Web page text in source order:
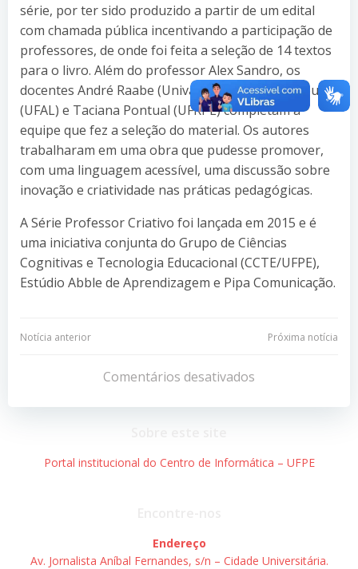
série, por ter sido produzido a partir de um edital
com chamada pública incentivando a participação de
professores, de onde foi feita a seleção de 14 textos
para o livro. Além do professor Alex Sandro, os
docentes André Raabe (Univali), Ig Ibert Bittencourt
(UFAL) e Taciana Pontual (UFRPE) completam a
equipe que fez a seleção do material. Os autores
trabalharam em uma obra que pudesse promover,
com uma linguagem acessível, uma discussão sobre
inovação e criatividade nas práticas pedagógicas.
A Série Professor Criativo foi lançada em 2015 e é
uma iniciativa conjunta do Grupo de Ciências
Cognitivas e Tecnologia Educacional (CCTE/UFPE),
Estúdio Abble de Aprendizagem e Pipa Comunicação.
Navegação
Post
Notícia anterior
Navegação
de
Post
Próxima notícia
Comentários desativados
Portal institucional do Centro de Informática – UFPE
Endereço
Av. Jornalista Aníbal Fernandes, s/n – Cidade Universitária.